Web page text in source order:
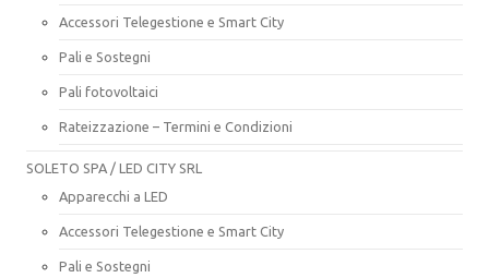
Accessori Telegestione e Smart City
Pali e Sostegni
Pali fotovoltaici
Rateizzazione – Termini e Condizioni
SOLETO SPA / LED CITY SRL
Apparecchi a LED
Accessori Telegestione e Smart City
Pali e Sostegni